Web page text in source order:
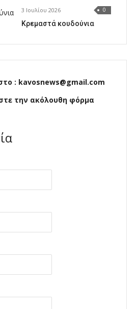
3 Ιουλίου 2026 0
Κρεμαστά κουδούνια
: kavosnews@gmail.com
την ακόλουθη φόρμα